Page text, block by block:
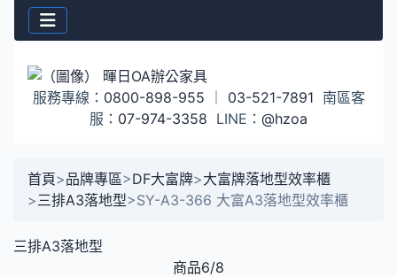
服務專線： 0800-898-955 03-521-7891 南區客
服： 07-974-3358 LINE： @hzoa
首頁>品牌專區>DF大富牌>大富牌落地型效率櫃
> 三排A3落地型>SY-A3-366 大富A3落地型效率櫃
三排A3落地型
商品6/8